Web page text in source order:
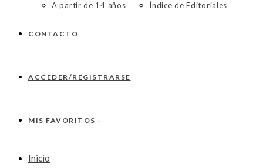
A partir de 14 años
Índice de Editoriales
CONTACTO
ACCEDER/REGISTRARSE
MIS FAVORITOS -
Inicio